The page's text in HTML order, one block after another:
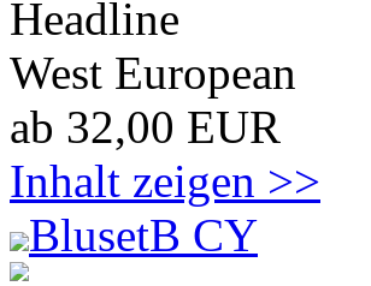
Headline
West European
ab 32,00 EUR
Inhalt zeigen >>
BlusetB CY